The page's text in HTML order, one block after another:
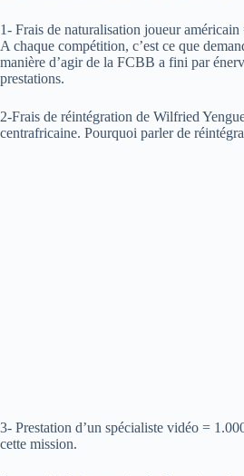
1- Frais de naturalisation joueur
A chaque compétition, c’est ce que
manière d’agir de la FCBB a fini par
prestations.
2-Frais de réintégration de Wilfried
centrafricaine. Pourquoi parler de
3- Prestation d’un spécialiste vidéo =
cette mission.